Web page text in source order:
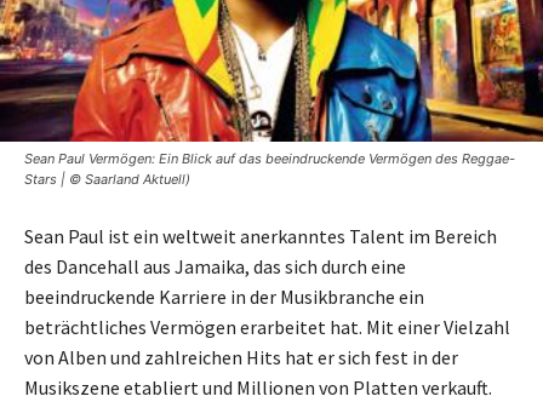
Sean Paul Vermögen: Ein Blick auf das beeindruckende Vermögen des Reggae-
Stars | © Saarland Aktuell)
Sean Paul ist ein weltweit anerkanntes Talent im Bereich
des Dancehall aus Jamaika, das sich durch eine
beeindruckende Karriere in der Musikbranche ein
beträchtliches Vermögen erarbeitet hat. Mit einer Vielzahl
von Alben und zahlreichen Hits hat er sich fest in der
Musikszene etabliert und Millionen von Platten verkauft.